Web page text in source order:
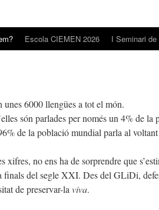
Escola CIEMEN 2026 I Seminari
unes 6000 llengües a tot el món.
són parlades per només un 4% de la
de la població mundial parla al
xifres, no ens ha de sorprendre que
finals del segle XXI. Des del GLiDi,
de preservar-la viva.